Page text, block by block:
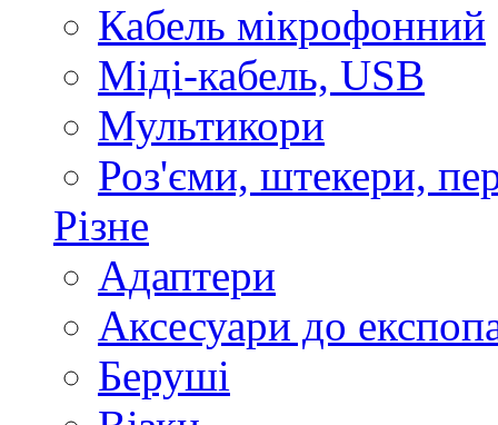
Кабель мікрофонний
Міді-кабель, USB
Мультикори
Роз'єми, штекери,
Різне
Адаптери
Аксесуари до
Беруші